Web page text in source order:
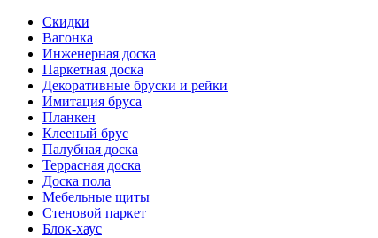
Скидки
Вагонка
Инженерная доска
Паркетная доска
Декоративные бруски и рейки
Имитация бруса
Планкен
Клееный брус
Палубная доска
Террасная доска
Доска пола
Мебельные щиты
Стеновой паркет
Блок-хаус